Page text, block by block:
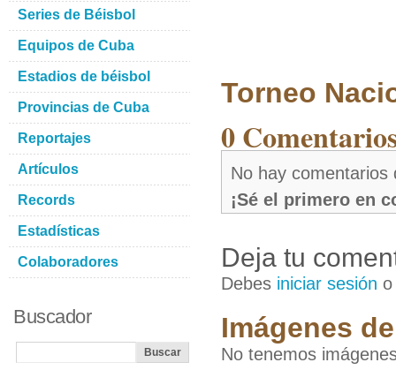
Torneo
0
No hay comentarios
¡Sé el primero en
Deja tu
Debes iniciar sesión
Imágenes
No tenemos
Series de Béisbol
Equipos de Cuba
Estadios de béisbol
Provincias de Cuba
Reportajes
Artículos
Records
Estadísticas
Colaboradores
Buscador